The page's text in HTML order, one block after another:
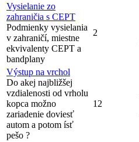
Vysielanie zo
zahraničia s CEPT
Podmienky vysielania
v zahraničí, miestne
ekvivalenty CEPT a
bandplany
2
Výstup na vrchol
Do akej najbližšej
vzdialenosti od vrholu
kopca možno
zariadenie doviesť
autom a potom ísť
pešo ?
12